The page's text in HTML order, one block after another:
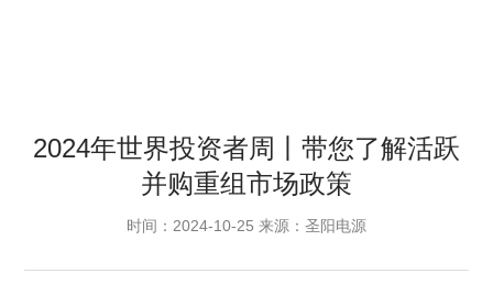
2024年世界投资者周丨带您了解活跃
并购重组市场政策
时间：2024-10-25 来源：圣阳电源